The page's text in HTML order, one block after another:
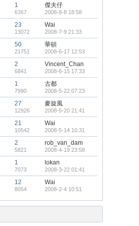
1
6367
傑夫仔
2008-8-8 18:58
23
13072
Wai
2008-7-9 21:33
50
21751
華頓
2008-6-17 12:53
2
6841
Vincent_Chan
2008-6-15 17:33
1
7990
古都
2008-5-22 07:23
27
12926
麥旋風
2008-5-20 21:41
21
10542
Wai
2008-5-14 10:31
2
5821
rob_van_dam
2008-4-19 23:58
1
7073
lokan
2008-3-22 01:41
12
8054
Wai
2008-2-4 10:51